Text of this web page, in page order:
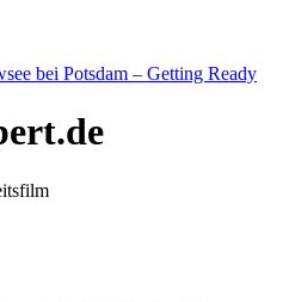
bei Potsdam – Getting Ready